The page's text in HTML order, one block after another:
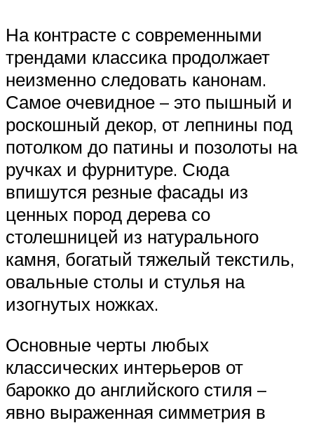
На контрасте с современными
трендами классика продолжает
неизменно следовать канонам.
Самое очевидное – это пышный и
роскошный декор, от лепнины под
потолком до патины и позолоты на
ручках и фурнитуре. Сюда
впишутся резные фасады из
ценных пород дерева со
столешницей из натурального
камня, богатый тяжелый текстиль,
овальные столы и стулья на
изогнутых ножках.
Основные черты любых
классических интерьеров от
барокко до английского стиля –
явно выраженная симметрия в